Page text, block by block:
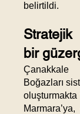
belirtildi.
bir
Boğazları